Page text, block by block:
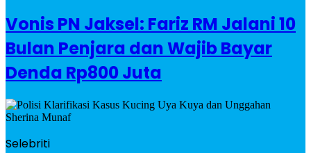
Vonis PN Jaksel: Fariz RM Jalani 10
Bulan Penjara dan Wajib Bayar
Denda Rp800 Juta
Selebriti